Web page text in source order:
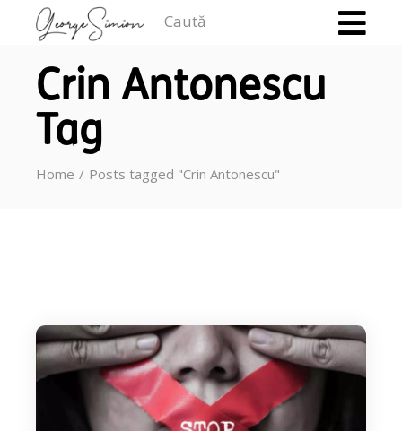
Crin Antonescu
Tag
Home Posts tagged "Crin Antonescu"